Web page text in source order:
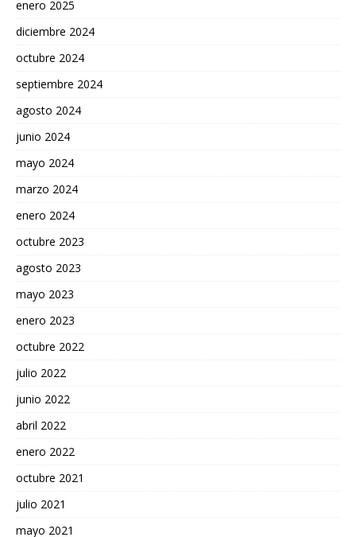
enero 2025
diciembre 2024
octubre 2024
septiembre 2024
agosto 2024
junio 2024
mayo 2024
marzo 2024
enero 2024
octubre 2023
agosto 2023
mayo 2023
enero 2023
octubre 2022
julio 2022
junio 2022
abril 2022
enero 2022
octubre 2021
julio 2021
mayo 2021